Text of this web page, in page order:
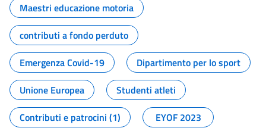
Maestri educazione motoria
contributi a fondo perduto
Emergenza Covid-19
Dipartimento per lo sport
Unione Europea
Studenti atleti
Contributi e patrocini (1)
EYOF 2023